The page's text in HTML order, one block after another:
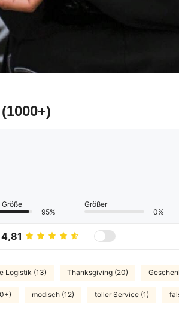
(1000+)
95%
Größer
0%
4,81
Logistik (13) Thanksgiving (20)
modisch (12) toller Service (1)